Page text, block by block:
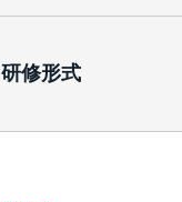
研修形式